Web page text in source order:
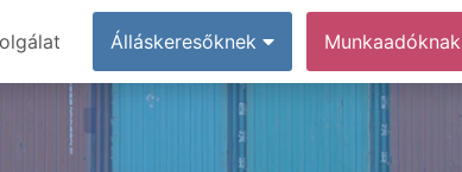
Álláskeresőknek Munkaadóknak